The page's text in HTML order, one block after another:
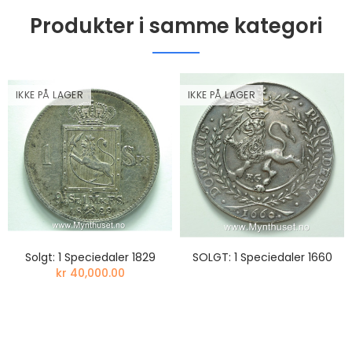
Produkter i samme kategori
IKKE PÅ LAGER
Solgt: 1 Speciedaler 1829
kr 40,000.00
IKKE PÅ LAGER
SOLGT: 1 Speciedaler 1660